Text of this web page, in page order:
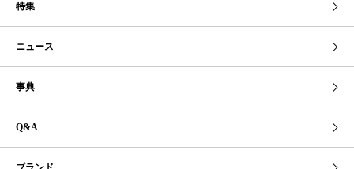
特集
ニュース
事典
Q&A